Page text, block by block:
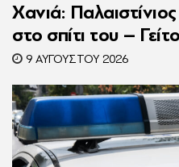
Χανιά:
στο σπίτι του –
φωνές της και
9 ΑΥΓΟΎΣΤΟΥ 2026